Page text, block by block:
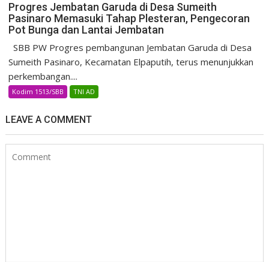
Progres Jembatan Garuda di Desa Sumeith
Pasinaro Memasuki Tahap Plesteran, Pengecoran
Pot Bunga dan Lantai Jembatan
SBB PW Progres pembangunan Jembatan Garuda di Desa
Sumeith Pasinaro, Kecamatan Elpaputih, terus menunjukkan
perkembangan....
Kodim 1513/SBB TNI AD
LEAVE A COMMENT